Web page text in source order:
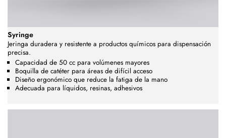
Syringe
Jeringa duradera y resistente a productos químicos para dispensación
precisa.
Capacidad de 50 cc para volúmenes mayores
Boquilla de catéter para áreas de difícil acceso
Diseño ergonómico que reduce la fatiga de la mano
Adecuada para líquidos, resinas, adhesivos